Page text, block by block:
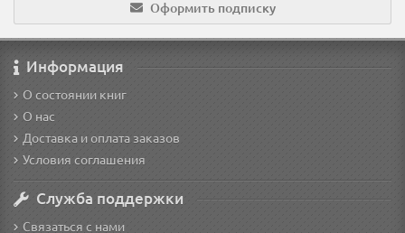
Оформить подписку
Информация
О состоянии книг
О нас
Доставка и оплата заказов
Условия соглашения
Служба поддержки
Связаться с нами